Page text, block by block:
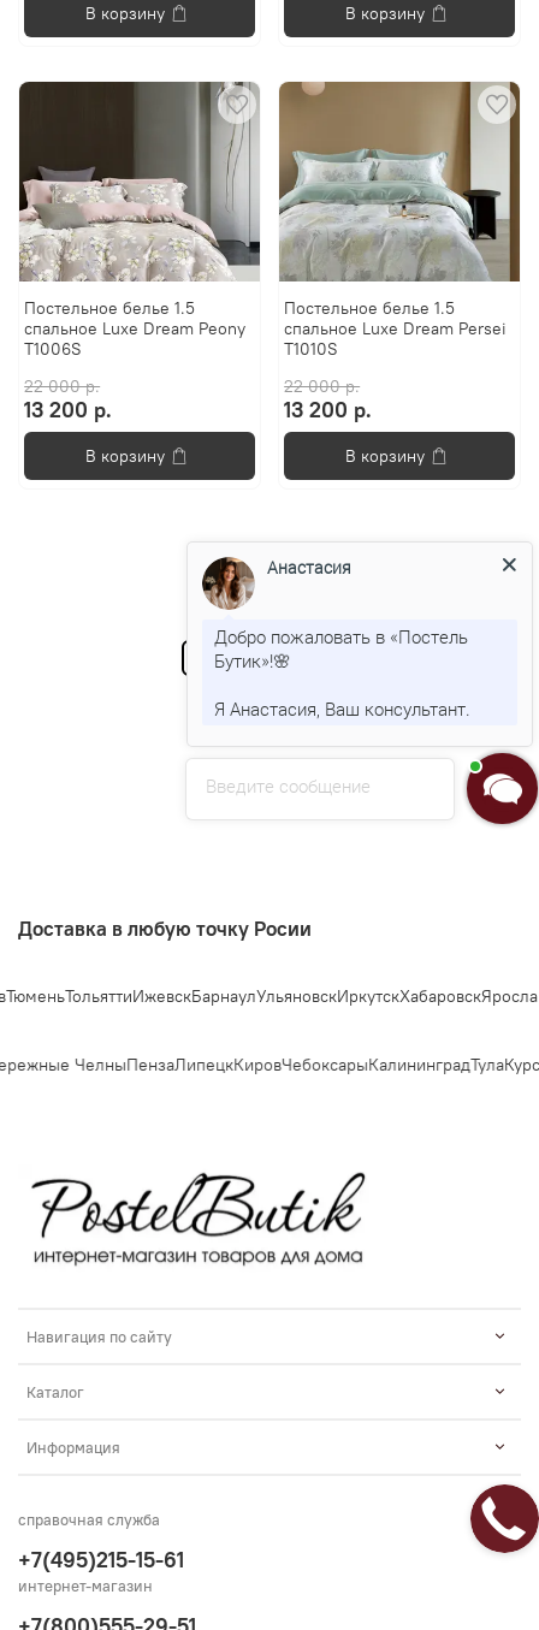
В корзину В корзину
Постельноe белье 1.5
спальное Luxe Dream Peony
T1006S
22 000 р.
13 200 р.
В корзину
Постельноe белье 1.5
спальное Luxe Dream Persei
T1010S
22 000 р.
13 200 р.
В корзину
Показать еще
1 2
Доставка в любую точку Росии
ТольяттиИжевскБарнаулУльяновскИркутскХабаровскЯрославль
ЧелныПензаЛипецкКировЧебоксарыКалининградТулаКурск
Навигация по сайту
Каталог
Информация
справочная служба
+7(495)215-15-61
интернет-магазин
Введите сообщение
Анастасия
Добро пожаловать в «Постель
Бутик»!🌸
Я Анастасия, Ваш консультант.